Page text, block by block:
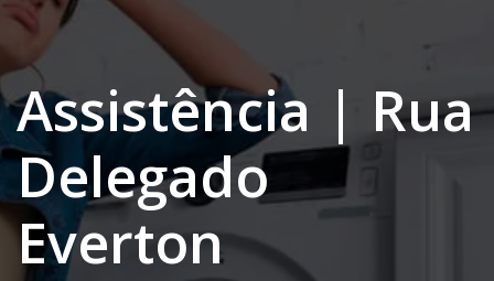
Assistência | Rua
Delegado
Everton